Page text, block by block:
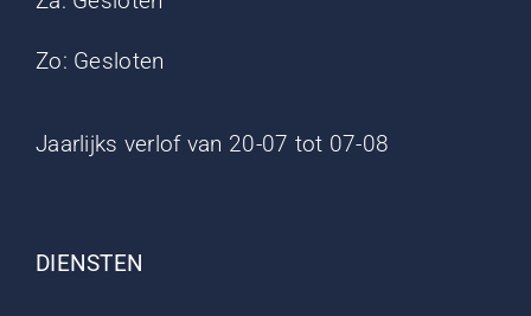
Zo: Gesloten
Jaarlijks verlof van 20-07 tot 07-08
DIENSTEN